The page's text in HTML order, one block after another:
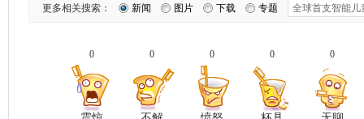
更多相关搜索： 新闻 图片 下载 专题
0 0 0 0 0